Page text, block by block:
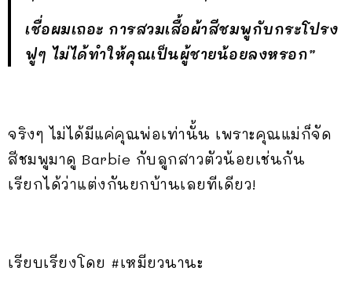
เชื่อผมเถอะ การสวมเสื้อผ้าสีชมพูกับกระโปรง
ฟูๆ ไม่ได้ทำให้คุณเป็นผู้ชายน้อยลงหรอก”
จริงๆ ไม่ได้มีแค่คุณพ่อเท่านั้น เพราะคุณแม่ก็จัด
สีชมพูมาดู Barbie กับลูกสาวตัวน้อยเช่นกัน
เรียกได้ว่าแต่งกันยกบ้านเลยทีเดียว!
เรียบเรียงโดย #เหมียวนานะ